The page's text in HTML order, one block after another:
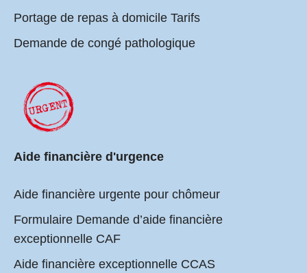
Portage de repas à domicile Tarifs
Demande de congé pathologique
Aide financière d'urgence
Aide financière urgente pour chômeur
Formulaire Demande d’aide financière
exceptionnelle CAF
Aide financière exceptionnelle CCAS